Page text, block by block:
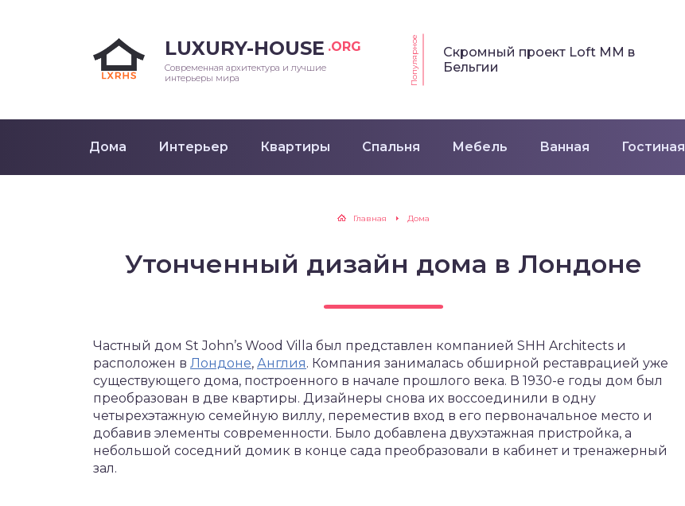
LUXURY-HOUSE .ORG
Современная архитектура и лучшие
интерьеры мира
Популярное
Скромный проект Loft MM в
Бельгии
Дома Интерьер Квартиры Спальня Мебель Ванная Гостиная
Главная Дома
Утонченный дизайн дома в Лондоне
Частный дом St John’s Wood Villa был представлен компанией SHH Architects и
расположен в Лондоне, Англия. Компания занималась обширной реставрацией уже
существующего дома, построенного в начале прошлого века. В 1930-е годы дом был
преобразован в две квартиры. Дизайнеры снова их воссоединили в одну
четырехэтажную семейную виллу, переместив вход в его первоначальное место и
добавив элементы современности. Было добавлена двухэтажная пристройка, а
небольшой соседний домик в конце сада преобразовали в кабинет и тренажерный
зал.